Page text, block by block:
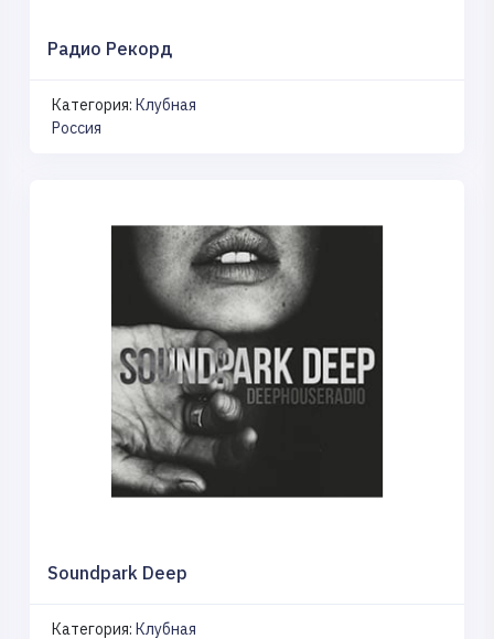
Радио Рекорд
Категория: Клубная
Россия
Soundpark Deep
Категория: Клубная